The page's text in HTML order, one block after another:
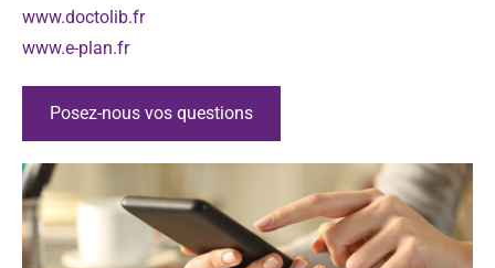
www.doctolib.fr
www.e-plan.fr
Posez-nous vos questions